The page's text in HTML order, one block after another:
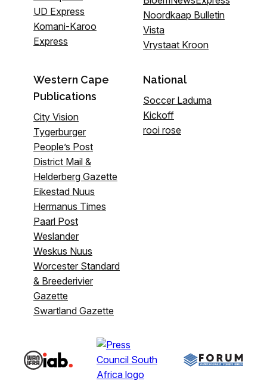
UD Express
Komani-Karoo
Express
Noordkaap Bulletin
Vista
Vrystaat Kroon
Western Cape
Publications
City Vision
Tygerburger
People’s Post
District Mail &
Helderberg Gazette
Eikestad Nuus
Hermanus Times
Paarl Post
Weslander
Weskus Nuus
Worcester Standard
& Breederivier
Gazette
Swartland Gazette
National
Soccer Laduma
Kickoff
rooi rose